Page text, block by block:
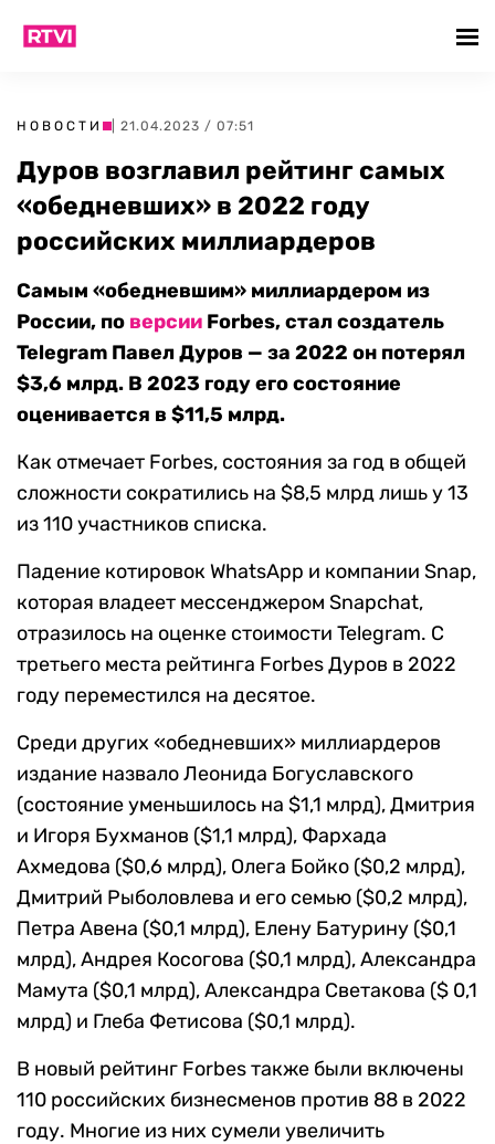
НОВОСТИ | 21.04.2023 / 07:51
Дуров возглавил рейтинг самых
«обедневших» в 2022 году
российских миллиардеров
Самым «обедневшим» миллиардером из
России, по версии Forbes, стал создатель
Telegram Павел Дуров — за 2022 он потерял
$3,6 млрд. В 2023 году его состояние
оценивается в $11,5 млрд.
Как отмечает Forbes, состояния за год в общей
сложности сократились на $8,5 млрд лишь у 13
из 110 участников списка.
Падение котировок WhatsApp и компании Snap,
которая владеет мессенджером Snapchat,
отразилось на оценке стоимости Telegram. С
третьего места рейтинга Forbes Дуров в 2022
году переместился на десятое.
Среди других «обедневших» миллиардеров
издание назвало Леонида Богуславского
(состояние уменьшилось на $1,1 млрд), Дмитрия
и Игоря Бухманов ($1,1 млрд), Фархада
Ахмедова ($0,6 млрд), Олега Бойко ($0,2 млрд),
Дмитрий Рыболовлева и его семью ($0,2 млрд),
Петра Авена ($0,1 млрд), Елену Батурину ($0,1
млрд), Андрея Косогова ($0,1 млрд), Александра
Мамута ($0,1 млрд), Александра Светакова ($ 0,1
млрд) и Глеба Фетисова ($0,1 млрд).
В новый рейтинг Forbes также были включены
110 российских бизнесменов против 88 в 2022
году. Многие из них сумели увеличить